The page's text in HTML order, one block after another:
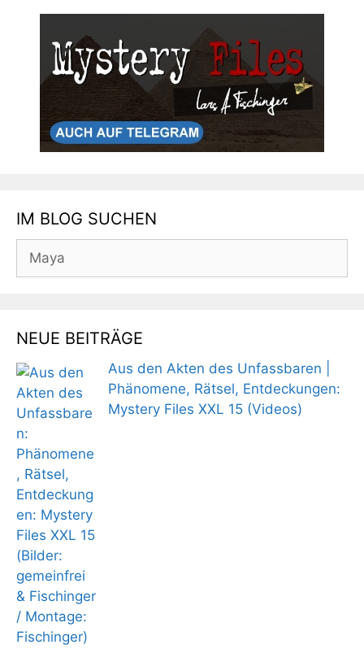
IM BLOG SUCHEN
Suchen
nach:
NEUE BEITRÄGE
Aus den Akten des Unfassbaren |
Phänomene, Rätsel, Entdeckungen:
Mystery Files XXL 15 (Videos)